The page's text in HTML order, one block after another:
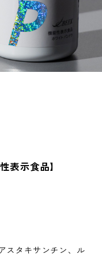
表示食品】
スタキサンチン、ル